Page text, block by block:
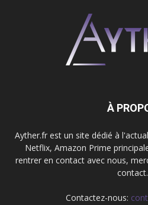
À
Ayther.fr est un site dédié à
Netflix, Amazon Prime
rentrer en contact avec nous,
contact.
Contactez-nous: